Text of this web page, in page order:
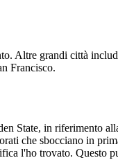
Altre grandi città
Francisco.
State, in riferimento
che sbocciano in
l'ho trovato. Questo